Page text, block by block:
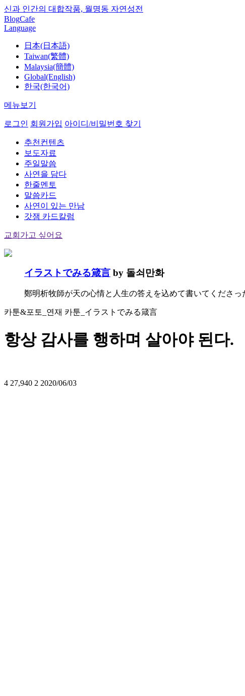
신과 인간의 대합작품, 월명동 자연성전
BlogCafe
Language
日本(日本語)
Taiwan(繁體)
Malaysia(簡體)
Global(English)
한국(한국어)
메뉴보기
로그인 회원가입 아이디/비밀번호 찾기
추천컨텐츠
보도자료
주일말씀
사연을 담다
한줄멘토
말씀카드
사연이 있는 만남
갓잼 카드칼럼
교회가고 싶어요
イラストでみる箴言 by 돌쇠만화
鄭明析牧師が天の心情と人生の答えを込めて書いてくださ
카툰&포토_연재 카툰_イラストでみる箴言
항상 감사를 행하며 살아야 된다.
4 27,940 2 2020/06/03